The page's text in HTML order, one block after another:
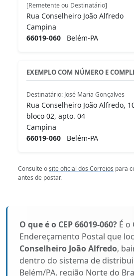
[Remetente ou Destinatário]
Rua Conselheiro João Alfredo
Campina
66019-060 Belém-PA
EXEMPLO COM NÚMERO E
Destinatário: José Maria Gonçalves
Rua Conselheiro João Alfredo,
bloco 02, apto. 04
Campina
66019-060 Belém-PA
Consulte osite oficial dos Correios para
antes de postar.
O que é o CEP 66019-060? É o
Endereçamento Postal que
Conselheiro João Alfredo,
dentro do sistema de
Belém/PA, região Norte do